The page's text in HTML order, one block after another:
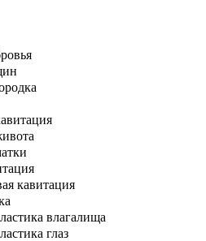
кавитация
влагалища
глаз